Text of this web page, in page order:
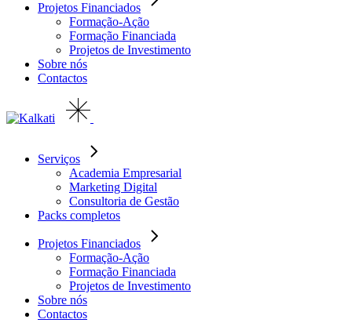
Projetos Financiados
Formação-Ação
Formação Financiada
Projetos de Investimento
Sobre nós
Contactos
Serviços
Academia Empresarial
Marketing Digital
Consultoria de Gestão
Packs completos
Projetos Financiados
Formação-Ação
Formação Financiada
Projetos de Investimento
Sobre nós
Contactos